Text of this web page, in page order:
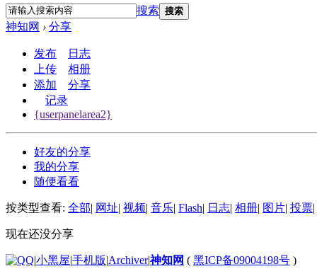
搜索 搜索
神知网 › 分享
发布
日志
上传
相册
添加
分享
记录
{userpanelarea2}
好友的分享
我的分享
随便看看
按类型查看: 全部| 网址| 视频| 音乐| Flash| 日志| 相册| 图片| 投票|
现在还没分享
|小黑屋|手机版|Archiver|神知网 ( 黑ICP备09004198号 )